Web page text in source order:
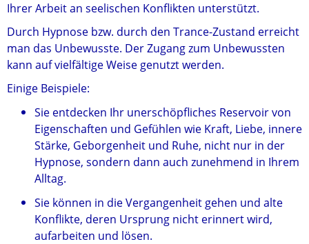
Ihrer Arbeit an seelischen Konflikten unterstützt.
Durch Hypnose bzw. durch den Trance-Zustand erreicht
man das Unbewusste. Der Zugang zum Unbewussten
kann auf vielfältige Weise genutzt werden.
Einige Beispiele:
Sie entdecken Ihr unerschöpfliches Reservoir von
Eigenschaften und Gefühlen wie Kraft, Liebe, innere
Stärke, Geborgenheit und Ruhe, nicht nur in der
Hypnose, sondern dann auch zunehmend in Ihrem
Alltag.
Sie können in die Vergangenheit gehen und alte
Konflikte, deren Ursprung nicht erinnert wird,
aufarbeiten und lösen.